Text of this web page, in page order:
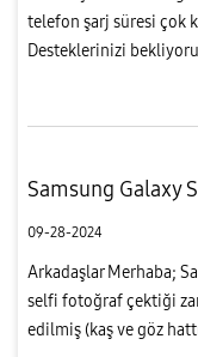
telefon şarj süresi çok
Desteklerinizi
Samsung Galaxy
09-28-2024
Arkadaşlar Merhaba;
selfi fotoğraf çektiği
edilmiş (kaş ve göz